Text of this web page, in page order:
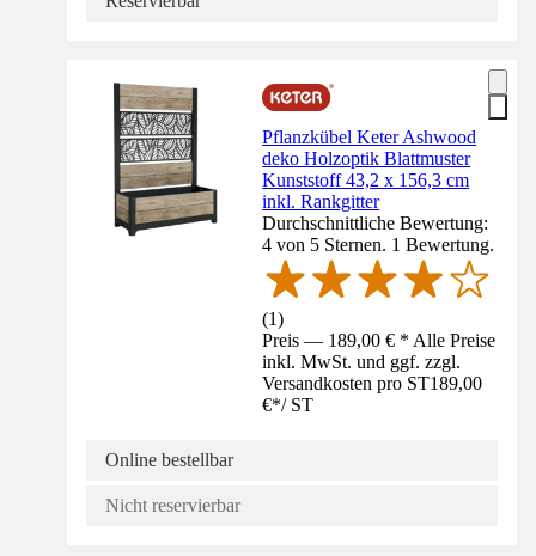
Pflanzkübel Keter Ashwood
deko Holzoptik Blattmuster
Kunststoff 43,2 x 156,3 cm
inkl. Rankgitter
Durchschnittliche Bewertung:
4 von 5 Sternen. 1 Bewertung.
(1)
Preis — 189,00 € * Alle Preise
inkl. MwSt. und ggf. zzgl.
Versandkosten pro ST189,00
€*/ ST
Online bestellbar
Nicht reservierbar